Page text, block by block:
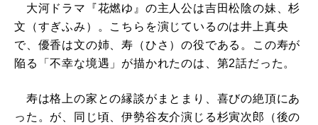
大河ドラマ『花燃ゆ』の主人公は吉田松陰の妹、杉
文（すぎふみ）。こちらを演じているのは井上真央
で、優香は文の姉、寿（ひさ）の役である。この寿が
陥る「不幸な境遇」が描かれたのは、第2話だった。
寿は格上の家との縁談がまとまり、喜びの絶頂にあ
った。が、同じ頃、伊勢谷友介演じる杉寅次郎（後の